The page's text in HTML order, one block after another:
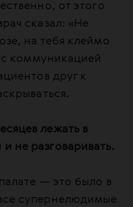
от этого
сказал: «Не
на тебя клеймо
с коммуникацией
друг к
лежать в
не разговаривать.
— это было в
супернелюдимые